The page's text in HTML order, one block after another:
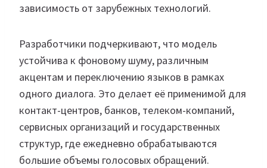
зависимость от зарубежных технологий.
Разработчики подчеркивают, что модель
устойчива к фоновому шуму, различным
акцентам и переключению языков в рамках
одного диалога. Это делает её применимой для
контакт-центров, банков, телеком-компаний,
сервисных организаций и государственных
структур, где ежедневно обрабатываются
большие объемы голосовых обращений.